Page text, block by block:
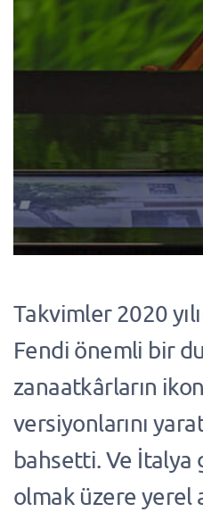
Takvimler 2020
Fendi önemli bir
zanaatkârların
versiyonlarını
bahsetti. Ve
olmak üzere yerel